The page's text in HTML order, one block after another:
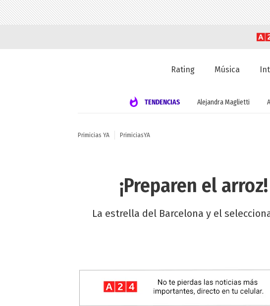
Rating Música
TENDENCIAS Alejandra Maglietti
Primicias YA PrimiciasYA
¡Preparen el
La estrella del Barcelona y el